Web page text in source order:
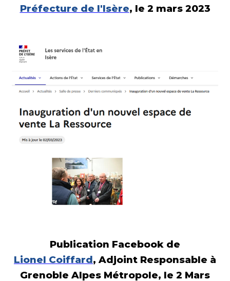
Préfecture de l'Isère, le 2 mars 2023
Publication Facebook de
Lionel Coiffard, Adjoint Responsable à
Grenoble Alpes Métropole, le 2 Mars